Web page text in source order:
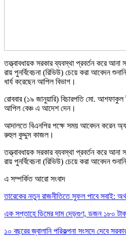
তত্ত্বাবধায়ক সরকার ব্যবস্থা প্রবর্তন করে আনা
রায় পুনর্বিবেচনা (রিভিউ) চেয়ে করা আবেদন
ধার্য করেছেন আপিল বিভাগ।
রোববার (১৯ জানুয়ারি) বিচারপতি মো. আশফাকুল
আপিল বেঞ্চ এ আদেশ দেন।
আদালতে বিএনপির পক্ষে সময় আবেদন করেন
রুহুল কুদ্দুস কাজল।
তত্ত্বাবধায়ক সরকার ব্যবস্থা প্রবর্তন করে আনা
রায় পুনর্বিবেচনা (রিভিউ) চেয়ে করা আবেদন
এ সম্পর্কিত আরো সংবাদ
তারেকের নতুন রাজনীতিতে সুফল পাবে সবাই:
এক সপ্তাহে ডিমের দাম দেড়গুণ, ডজন ১৮০
১০ বছরের জ্বালানি পরিকল্পনা সংসদে দেবে